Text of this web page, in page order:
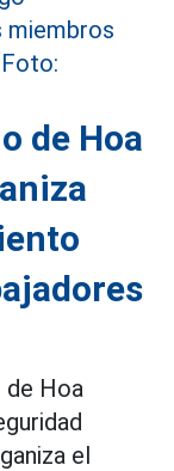
de Hoa
de Hoa
el